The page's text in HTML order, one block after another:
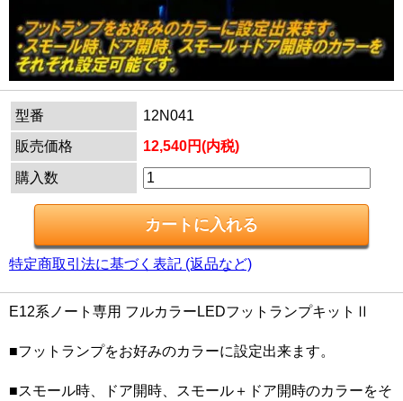
型番
12N041
販売価格
12,540円(内税)
購入数
特定商取引法に基づく表記 (返品など)
E12系ノート専用 フルカラーLEDフットランプキットⅡ
■フットランプをお好みのカラーに設定出来ます。
■スモール時、ドア開時、スモール＋ドア開時のカラーをそ